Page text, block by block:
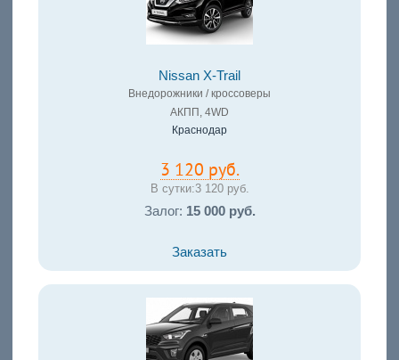
Nissan X-Trail
Внедорожники / кроссоверы
АКПП, 4WD
Краснодар
3 120 руб.
В сутки:3 120 руб.
Залог: 15 000 руб.
Заказать